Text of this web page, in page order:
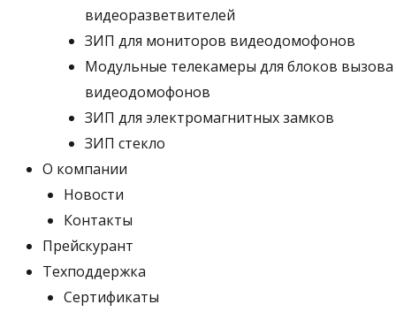
видеоразветвителей
ЗИП для мониторов видеодомофонов
Модульные телекамеры для блоков вызова
видеодомофонов
ЗИП для электромагнитных замков
ЗИП стекло
О компании
Новости
Контакты
Прейскурант
Техподдержка
Сертификаты